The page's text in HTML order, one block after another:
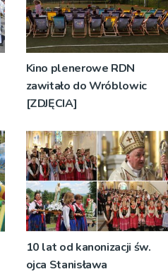
Kino plenerowe RDN
zawitało do Wróblowic
[ZDJĘCIA]
10 lat od kanonizacji św.
ojca Stanisława